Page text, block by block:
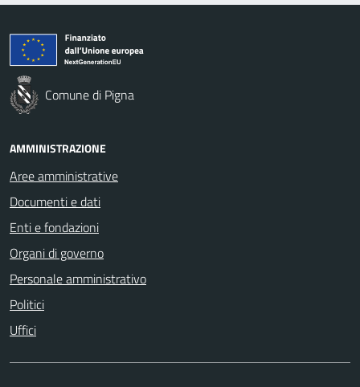
Comune di Pigna
AMMINISTRAZIONE
Aree amministrative
Documenti e dati
Enti e fondazioni
Organi di governo
Personale amministrativo
Politici
Uffici